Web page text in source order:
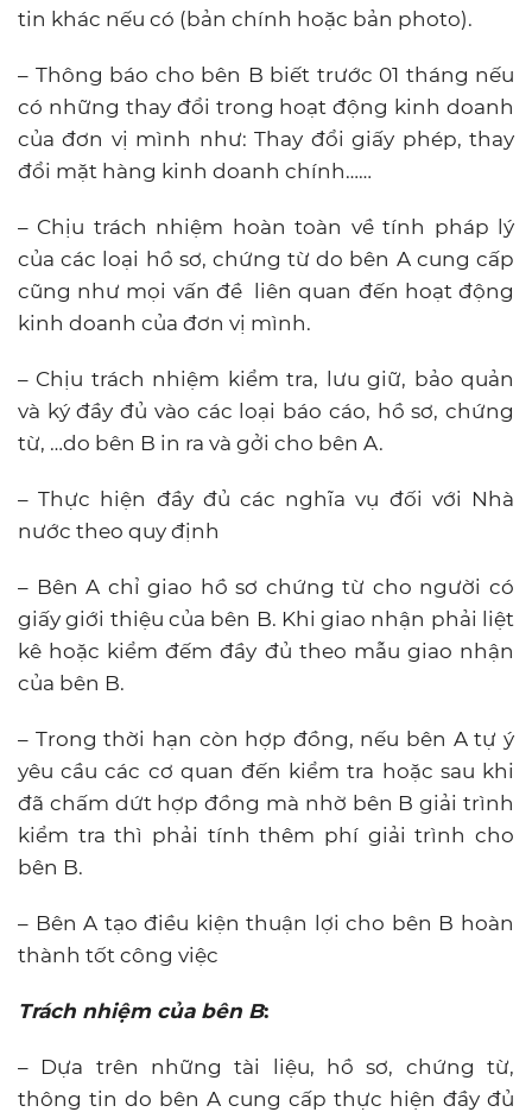
tin khác nếu có (bản chính hoặc bản photo).
– Thông báo cho bên B biết trước 01 tháng nếu
có những thay đổi trong hoạt động kinh doanh
của đơn vị mình như: Thay đổi giấy phép, thay
đổi mặt hàng kinh doanh chính……
– Chịu trách nhiệm hoàn toàn về tính pháp lý
của các loại hồ sơ, chứng từ do bên A cung cấp
cũng như mọi vấn đề liên quan đến hoạt động
kinh doanh của đơn vị mình.
– Chịu trách nhiệm kiểm tra, lưu giữ, bảo quản
và ký đầy đủ vào các loại báo cáo, hồ sơ, chứng
từ, …do bên B in ra và gởi cho bên A.
– Thực hiện đầy đủ các nghĩa vụ đối với Nhà
nước theo quy định
– Bên A chỉ giao hồ sơ chứng từ cho người có
giấy giới thiệu của bên B. Khi giao nhận phải liệt
kê hoặc kiểm đếm đầy đủ theo mẫu giao nhận
của bên B.
– Trong thời hạn còn hợp đồng, nếu bên A tự ý
yêu cầu các cơ quan đến kiểm tra hoặc sau khi
đã chấm dứt hợp đồng mà nhờ bên B giải trình
kiểm tra thì phải tính thêm phí giải trình cho
bên B.
– Bên A tạo điều kiện thuận lợi cho bên B hoàn
thành tốt công việc
Trách nhiệm của bên B:
– Dựa trên những tài liệu, hồ sơ, chứng từ,
thông tin do bên A cung cấp thực hiện đầy đủ